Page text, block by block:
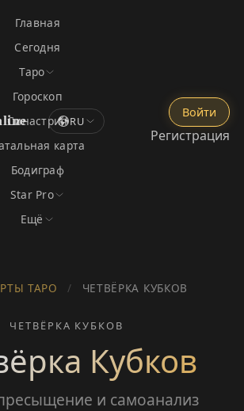
Главная
Сегодня
Таро
Гороскоп
Синастрия
карта
Бодиграф
Star Pro
Ещё
RU
Войти
Регистрация
ТАРО / ЧЕТВЁРКА КУБКОВ
ЧЕТВЁРКА КУБКОВ
Кубков
и самоанализ